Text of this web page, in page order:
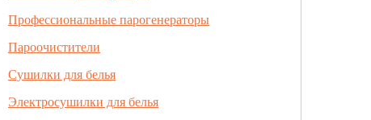
Профессиональные парогенераторы
Пароочистители
Сушилки для белья
Электросушилки для белья